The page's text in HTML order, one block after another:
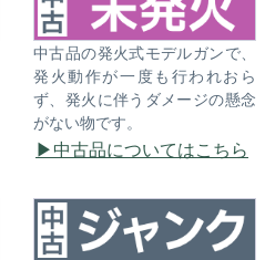
中古品の発火式モデルガンで、
発火動作が一度も行われおら
ず、発火に伴うダメージの懸念
がない物です。
中古品についてはこちら